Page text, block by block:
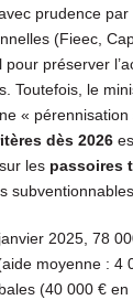
prudence par
(Fieec,
préserver
Toutefois, le
«
dès 2026
les passoires
subventionnables.
2025, 78
moyenne : 4
(40 000 €